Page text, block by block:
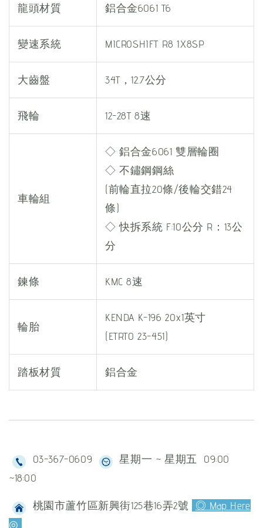
龍頭材質 鋁合金6061 T6
變速系統 MICROSHIFT R8 1X8SP
大齒盤 34T，12.7公分
飛輪 12-28T 8速
車輪組
◇ 鋁合金6061 雙層輪圈
◇ 不鏽鋼鋼絲
(前輪直拉20條/後輪交錯24
條)
◇ 快拆系統 F:10公分 R：13公
分
鍊條 KMC 8速
輪胎
KENDA K-196 20x1英寸
(ETRTO 23-451)
踏板材質 鋁合金
03-367-0609
星期一 ~ 星期五 09:00
~18:00
桃園市蘆竹區新興街125巷16弄2號
◎ Map Here
◎